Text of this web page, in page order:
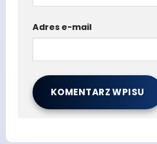
Adres e-mail